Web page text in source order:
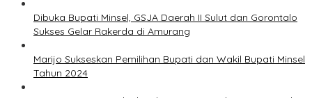
Dibuka Bupati Minsel, GSJA Daerah II Sulut dan Gorontalo
Sukses Gelar Rakerda di Amurang
Marijo Sukseskan Pemilihan Bupati dan Wakil Bupati Minsel
Tahun 2024